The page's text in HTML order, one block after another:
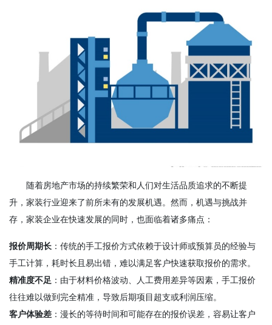
随着房地产市场的持续繁荣和人们对生活品质追求的不断提
升，家装行业迎来了前所未有的发展机遇。然而，机遇与挑战并
存，家装企业在快速发展的同时，也面临着诸多痛点：
报价周期长 ：传统的手工报价方式依赖于设计师或预算员的经验与
手工计算，耗时长且易出错，难以满足客户快速获取报价的需求。
精准度不足 ：由于材料价格波动、人工费用差异等因素，手工报价
往往难以做到完全精准，导致后期项目超支或利润压缩。
客户体验差 ：漫长的等待时间和可能存在的报价误差，容易让客户